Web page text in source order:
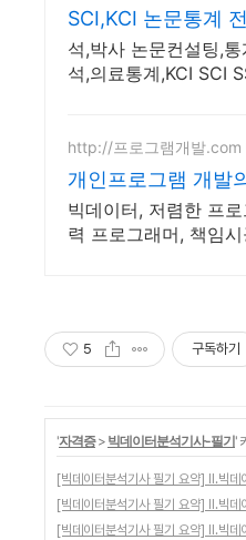
SCI,KCI 논문통계
석,박사 논문컨설팅,통
석,의료통계,KCI SCI
http://프로그램개발.com
개인프로그램 개발
빅데이터, 저렴한 프
력 프로그래머, 책임시
5 구독하기
'자격증> 빅데이터분석기사-필기'